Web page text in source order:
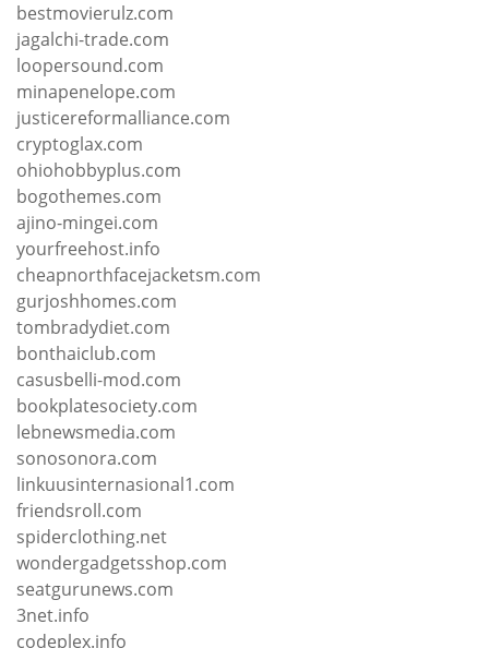
bestmovierulz.com
jagalchi-trade.com
loopersound.com
minapenelope.com
justicereformalliance.com
cryptoglax.com
ohiohobbyplus.com
bogothemes.com
ajino-mingei.com
yourfreehost.info
cheapnorthfacejacketsm.com
gurjoshhomes.com
tombradydiet.com
bonthaiclub.com
casusbelli-mod.com
bookplatesociety.com
lebnewsmedia.com
sonosonora.com
linkuusinternasional1.com
friendsroll.com
spiderclothing.net
wondergadgetsshop.com
seatgurunews.com
3net.info
codeplex.info